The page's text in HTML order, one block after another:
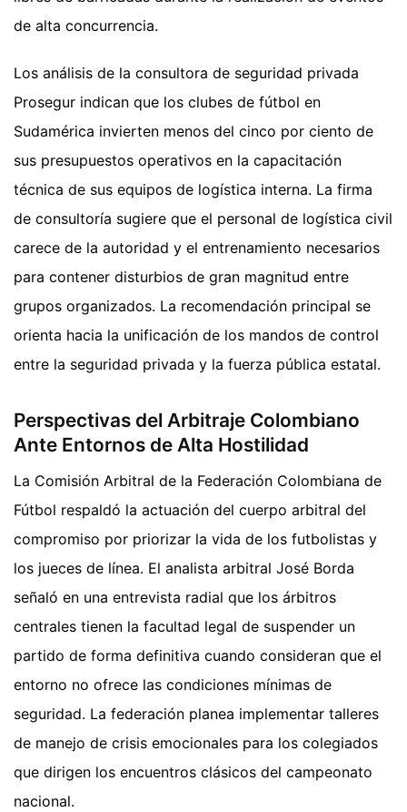
de alta concurrencia.
Los análisis de la consultora de seguridad privada
Prosegur indican que los clubes de fútbol en
Sudamérica invierten menos del cinco por ciento de
sus presupuestos operativos en la capacitación
técnica de sus equipos de logística interna. La firma
de consultoría sugiere que el personal de logística civil
carece de la autoridad y el entrenamiento necesarios
para contener disturbios de gran magnitud entre
grupos organizados. La recomendación principal se
orienta hacia la unificación de los mandos de control
entre la seguridad privada y la fuerza pública estatal.
Perspectivas del Arbitraje Colombiano
Ante Entornos de Alta Hostilidad
La Comisión Arbitral de la Federación Colombiana de
Fútbol respaldó la actuación del cuerpo arbitral del
compromiso por priorizar la vida de los futbolistas y
los jueces de línea. El analista arbitral José Borda
señaló en una entrevista radial que los árbitros
centrales tienen la facultad legal de suspender un
partido de forma definitiva cuando consideran que el
entorno no ofrece las condiciones mínimas de
seguridad. La federación planea implementar talleres
de manejo de crisis emocionales para los colegiados
que dirigen los encuentros clásicos del campeonato
nacional.